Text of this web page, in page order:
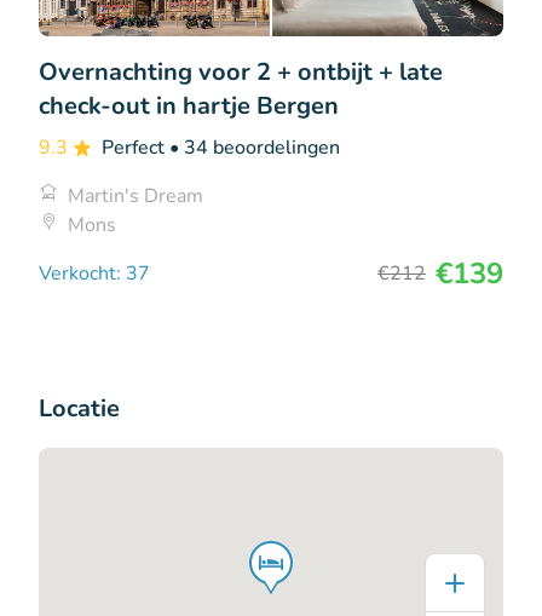
Overnachting voor 2 + ontbijt + late
check-out in hartje Bergen
9.3 Perfect • 34 beoordelingen
Martin's Dream
Mons
Verkocht: 37
€212 €139
Locatie